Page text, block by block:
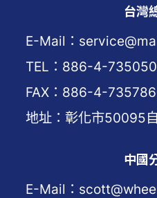
台灣
E-Mail：
TEL：886-4-
FAX：886-4-
地址：彰化市50095
中國
E-Mail：